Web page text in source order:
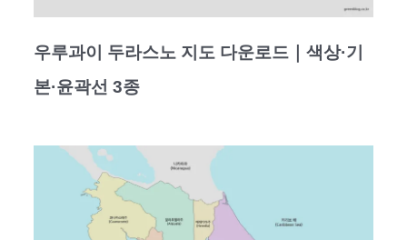
우루과이 두라스노 지도 다운로드｜색상·기
본·윤곽선 3종